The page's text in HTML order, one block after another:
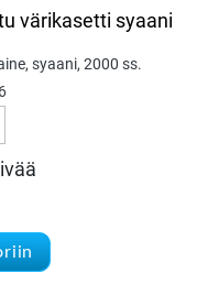
värikasetti syaani
syaani, 2000 ss.